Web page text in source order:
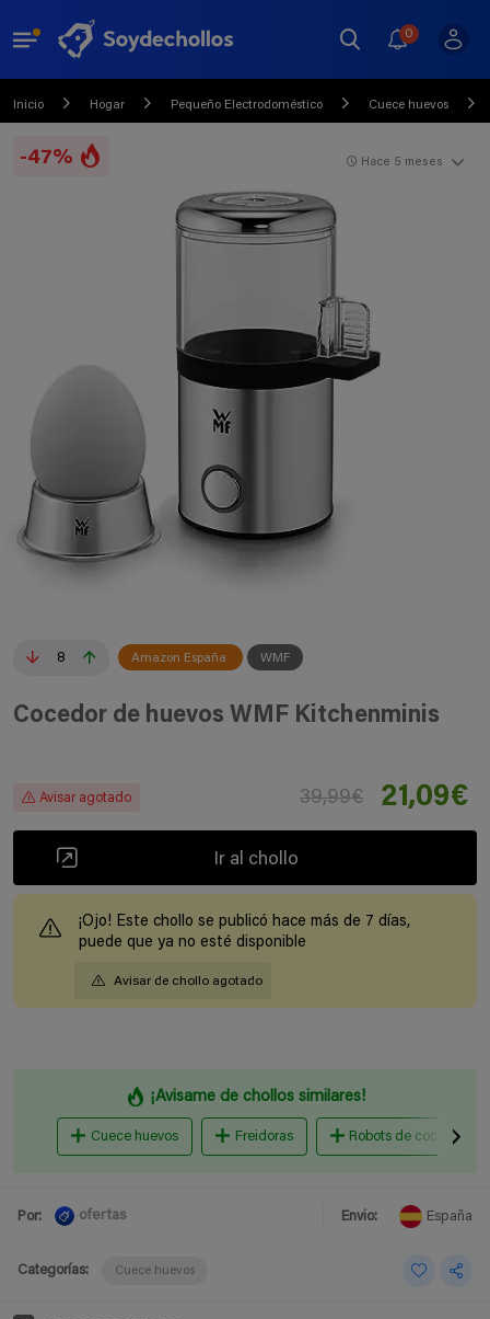
0
Inicio Hogar Pequeño Electrodoméstico Cuece huevos
-47%
8 Amazon España WMF
Hace 5 meses
Cocedor de huevos WMF Kitchenminis
Avisar agotado 39,99€ 21,09€
Ir al chollo
¡Ojo! Este chollo se publicó hace más de 7 días,
puede que ya no esté disponible
Avisar de chollo agotado
¡Avisame de chollos similares!
Cuece huevos Freidoras Robots de cocina
Por: ofertas Envio: España
Categorías: Cuece huevos